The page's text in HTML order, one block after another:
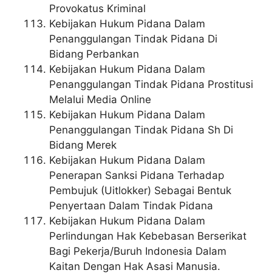
Provokatus Kriminal
Kebijakan Hukum Pidana Dalam
Penanggulangan Tindak Pidana Di
Bidang Perbankan
Kebijakan Hukum Pidana Dalam
Penanggulangan Tindak Pidana Prostitusi
Melalui Media Online
Kebijakan Hukum Pidana Dalam
Penanggulangan Tindak Pidana Sh Di
Bidang Merek
Kebijakan Hukum Pidana Dalam
Penerapan Sanksi Pidana Terhadap
Pembujuk (Uitlokker) Sebagai Bentuk
Penyertaan Dalam Tindak Pidana
Kebijakan Hukum Pidana Dalam
Perlindungan Hak Kebebasan Berserikat
Bagi Pekerja/Buruh Indonesia Dalam
Kaitan Dengan Hak Asasi Manusia.